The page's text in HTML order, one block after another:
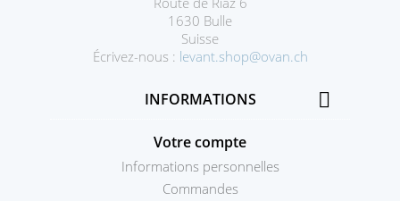
1630 Bulle
Suisse
Écrivez-nous : levant.shop@ovan.ch
INFORMATIONS 
Votre compte
Informations personnelles
Commandes